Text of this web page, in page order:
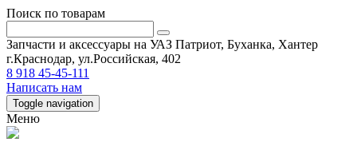
Поиск по товарам
Запчасти и аксессуары на УАЗ Патриот, Буханка, Хантер
г.Краснодар, ул.Российская, 402
8 918 45-45-111
Написать нам
Toggle navigation
Меню